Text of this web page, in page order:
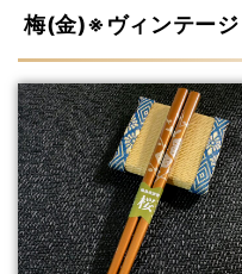
梅(金)※ヴィンテージ